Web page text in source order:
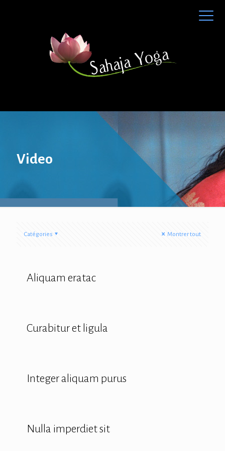
Video
Catégories Montrer tout
Aliquam eratac
Curabitur et ligula
Integer aliquam purus
Nulla imperdiet sit